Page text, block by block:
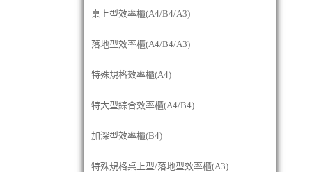
桌上型效率櫃(A4/B4/A3)
落地型效率櫃(A4/B4/A3)
特殊規格效率櫃(A4)
特大型綜合效率櫃(A4/B4)
加深型效率櫃(B4)
特殊規格桌上型/落地型效率櫃(A3)